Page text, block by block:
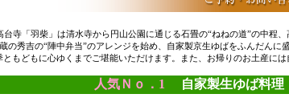
寺「羽柴」は清水寺から円山公園に通じる石畳の“ねねの道”の中程、
の秀吉の“陣中弁当”のアレンジを始め、自家製京生ゆばをふんだんに
ともどもに心ゆくまでご堪能いただけます。また、お帰りのお土産には
人気Ｎｏ．1 自家製生ゆば料理